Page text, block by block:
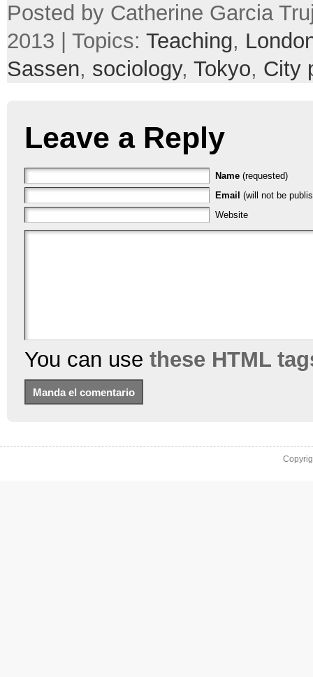
Posted by Catherine Garcia
2013 | Topics: Teaching,
Sassen, sociology, Tokyo, City
Leave a Reply
Name (requested)
Email (will not be
Website
You can use these HTML